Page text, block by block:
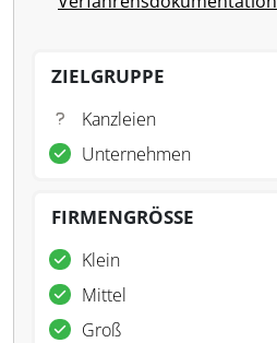
ZIELGRUPPE
Kanzleien
Unternehmen
FIRMENGRÖSSE
Klein
Mittel
Groß